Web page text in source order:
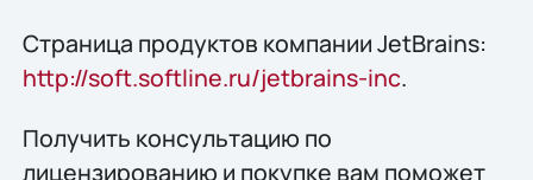
Страница продуктов компании JetBrains:
http://soft.softline.ru/jetbrains-inc.
Получить конcультацию по
лицензированию и покупке вам поможет